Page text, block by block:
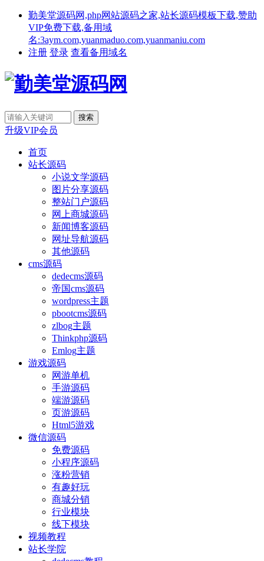
勤美堂源码网,php网站源码之家,站长源码模板下载,赞助
VIP免费下载,备用域
名:3aym.com,yuanmaduo.com,yuanmaniu.com
注册 登录 查看备用域名
升级VIP会员
首页
站长源码
小说文学源码
图片分享源码
整站门户源码
网上商城源码
新闻博客源码
网址导航源码
其他源码
cms源码
dedecms源码
帝国cms源码
wordpress主题
pbootcms源码
zlbog主题
Thinkphp源码
Emlog主题
游戏源码
网游单机
手游源码
端游源码
页游源码
Html5游戏
微信源码
免费源码
小程序源码
涨粉营销
有趣好玩
商城分销
行业模块
线下模块
视频教程
站长学院